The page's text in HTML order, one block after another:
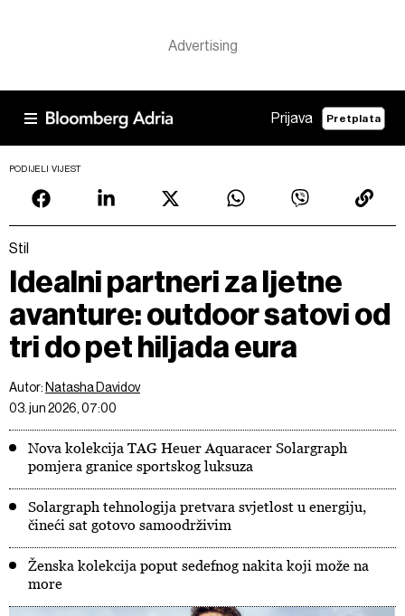
Prijava Pretplata
PODIJELI VIJEST
Stil
Idealni partneri za ljetne
avanture: outdoor satovi od
tri do pet hiljada eura
Autor: Natasha Davidov
03. jun 2026, 07:00
Nova kolekcija TAG Heuer Aquaracer Solargraph
pomjera granice sportskog luksuza
Solargraph tehnologija pretvara svjetlost u energiju,
čineći sat gotovo samoodrživim
Ženska kolekcija poput sedefnog nakita koji može na
more